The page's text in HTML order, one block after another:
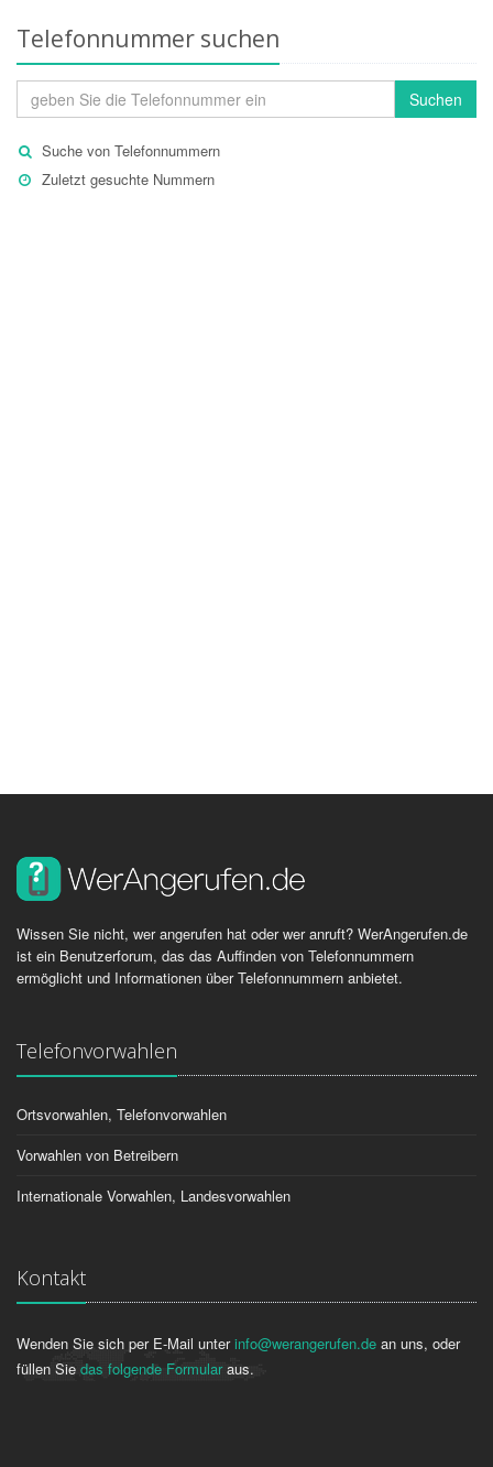
Telefonnummer suchen
Suchen
Suche von Telefonnummern
Zuletzt gesuchte Nummern
Wissen Sie nicht, wer angerufen hat oder wer anruft? WerAngerufen.de
ist ein Benutzerforum, das das Auffinden von Telefonnummern
ermöglicht und Informationen über Telefonnummern anbietet.
Telefonvorwahlen
Ortsvorwahlen, Telefonvorwahlen
Vorwahlen von Betreibern
Internationale Vorwahlen, Landesvorwahlen
Kontakt
Wenden Sie sich per E-Mail unterinfo@werangerufen.de an uns, oder
füllen Sie das folgende Formularaus.